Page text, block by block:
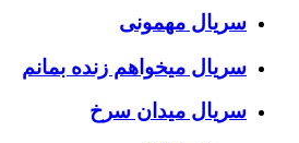
سریال مهمونی
سریال میخواهم زنده بمانم
سریال میدان سرخ